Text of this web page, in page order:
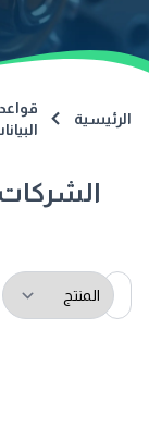
الرئيسية
قواعد